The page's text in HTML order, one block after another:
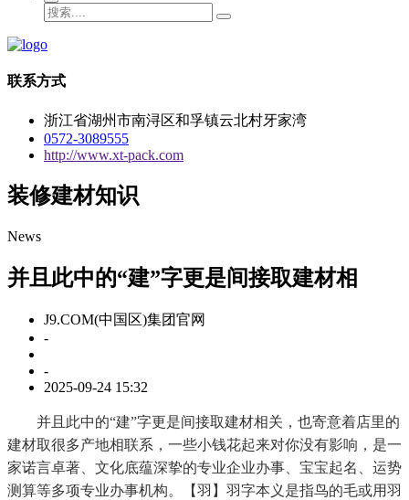
联系方式
浙江省湖州市南浔区和孚镇云北村牙家湾
0572-3089555
http://www.xt-pack.com
装修建材知识
News
并且此中的“建”字更是间接取建材相
J9.COM(中国区)集团官网
-
-
2025-09-24 15:32
并且此中的“建”字更是间接取建材相关，也寄意着店里的
建材取很多产地相联系，一些小钱花起来对你没有影响，是一
家诺言卓著、文化底蕴深挚的专业企业办事、宝宝起名、运势
测算等多项专业办事机构。【羽】羽字本义是指鸟的毛或用羽